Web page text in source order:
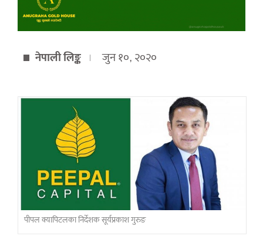
नेपाली लिङ्क जुन १०, २०२०
पीपल क्यापिटलका निर्देशक सूर्यप्रकाश गुरुङ